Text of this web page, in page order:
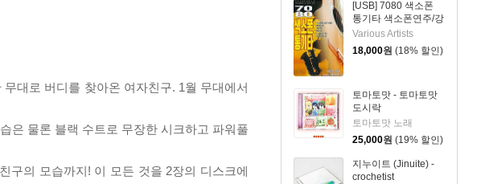
[USB] 7080 색소폰
통기타 색소폰연주/강
승용
Various Artists
18,000원 (18% 할인)
토마토맛 - 토마토맛
도시락
토마토맛 노래
25,000원 (19% 할인)
지누이트 (Jinuite) -
crochetist
대로 버디를 찾아온 여자친구. 1월 무대에서
은 물론 블랙 수트로 무장한 시크하고 파워풀
구의 모습까지! 이 모든 것을 2장의 디스크에